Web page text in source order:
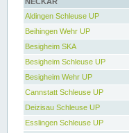
Aldingen Schleuse UP
Beihingen Wehr UP
Besigheim SKA
Besigheim Schleuse UP
Besigheim Wehr UP
Cannstatt Schleuse UP
Deizisau Schleuse UP
Esslingen Schleuse UP